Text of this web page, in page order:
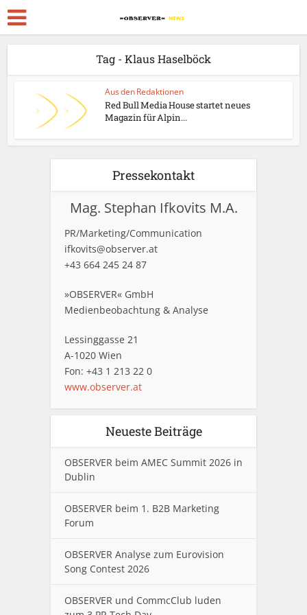
Tag - Klaus Haselböck
Aus den Redaktionen
Red Bull Media House startet neues
Magazin für Alpin...
Pressekontakt
Mag. Stephan Ifkovits M.A.
PR/Marketing/Communication
ifkovits@observer.at
+43 664 245 24 87
»OBSERVER« GmbH
Medienbeobachtung & Analyse
Lessinggasse 21
A-1020 Wien
Fon: +43 1 213 22 0
www.observer.at
Neueste Beiträge
OBSERVER beim AMEC Summit 2026 in
Dublin
OBSERVER beim 1. B2B Marketing
Forum
OBSERVER Analyse zum Eurovision
Song Contest 2026
OBSERVER und CommcClub luden